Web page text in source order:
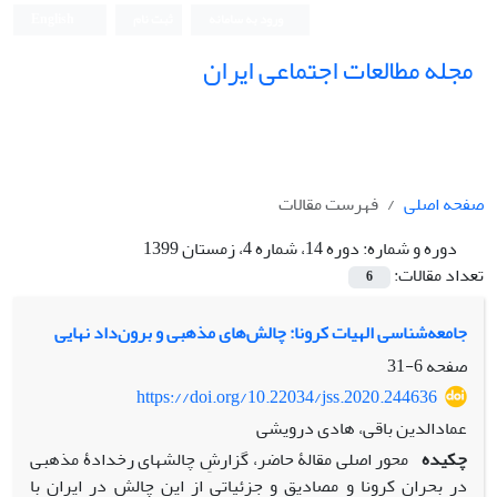
مجله مطالعات اجتماعی ایران
صفحه اصلی
فهرست مقالات
دوره و شماره:دوره 14، شماره 4، زمستان 1399
تعداد مقالات:
6
جامعه‌شناسی الهیات کرونا: چالش‌های مذهبی و برون‌داد نهایی
صفحه6-31
https://doi.org/10.22034/jss.2020.244636
عمادالدین باقی، هادی درویشی
چکیده محور اصلی مقالۀ حاضر، گزارشِ چالش­های رخ­دادۀ مذهبی
در بحران کرونا و مصادیق و جزئیاتی از این چالش در ایران با